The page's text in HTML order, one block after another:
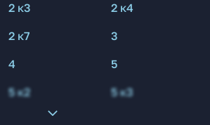
2 к3
2 к4
2 к7
3
4
5
5 к2 5 к3